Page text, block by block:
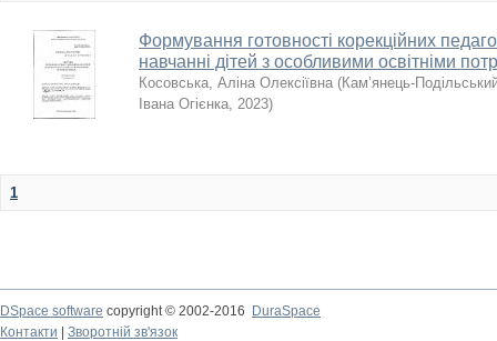
Формування готовності корекційних
навчанні дітей з особливими освітніми
Косовська, Аліна Олексіївна (Кам’янець-
Івана Огієнка, 2023)
1
DSpace software copyright © 2002-2016
DuraSpace
Контакти
Зворотній зв'язок